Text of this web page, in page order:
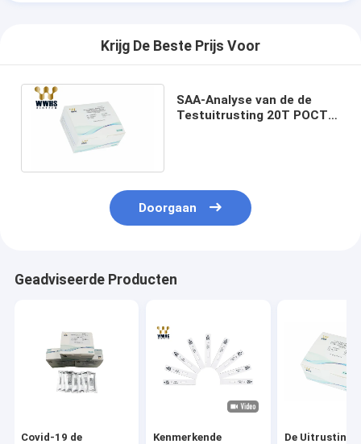
Krijg De Beste Prijs Voor
SAA-Analyse van de de
Testuitrusting 20T POCT
Doorgaan
Geadviseerde Producten
Covid-19 de
Kenmerkende
De Uitrusting